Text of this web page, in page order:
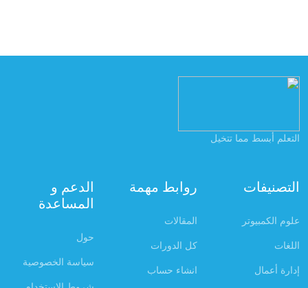
التعلم أبسط مما تتخيل
التصنيفات
علوم الكمبيوتر
اللغات
إدارة أعمال
روابط مهمة
المقالات
كل الدورات
انشاء حساب
الدعم و
المساعدة
حول
سياسة الخصوصية